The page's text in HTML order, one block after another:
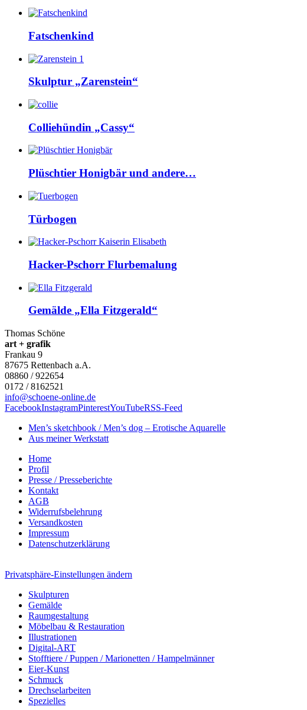
Fatschenkind
Skulptur „Zarenstein“
Colliehündin „Cassy“
Plüschtier Honigbär und andere…
Türbogen
Hacker-Pschorr Flurbemalung
Gemälde „Ella Fitzgerald“
Thomas Schöne
art + grafik
Frankau 9
87675 Rettenbach a.A.
08860 / 922654
0172 / 8162521
info@schoene-online.de
FacebookInstagramPinterestYouTubeRSS-Feed
Men’s sketchbook / Men’s dog – Erotische Aquarelle
Aus meiner Werkstatt
Home
Profil
Presse / Presseberichte
Kontakt
AGB
Widerrufsbelehrung
Versandkosten
Impressum
Datenschutzerklärung
Privatsphäre-Einstellungen ändern
Skulpturen
Gemälde
Raumgestaltung
Möbelbau & Restauration
Illustrationen
Digital-ART
Stofftiere / Puppen / Marionetten / Hampelmänner
Eier-Kunst
Schmuck
Drechselarbeiten
Spezielles